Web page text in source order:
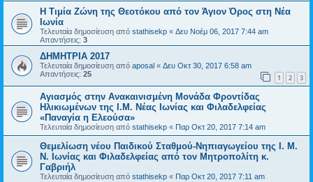
Η Τιμία Ζώνη της Θεοτόκου από τον Άγιον Όρος στη Νέα
Ιωνία
Τελευταία δημοσίευση από stathisekp « Δευ Νοέμ 06, 2017 7:44 am
Απαντήσεις: 3
ΔΗΜΗΤΡΙΑ 2017
Τελευταία δημοσίευση από aposal « Δευ Οκτ 30, 2017 6:58 am
Απαντήσεις: 25 1 2 3
Αγιασμός στην Ανακαινισμένη Μονάδα Φροντίδας
Ηλικιωμένων της Ι.Μ. Νέας Ιωνίας και Φιλαδελφείας
«Παναγία η Ελεούσα»
Τελευταία δημοσίευση από stathisekp « Παρ Οκτ 20, 2017 7:14 am
Θεμελίωση νέου Παιδικού Σταθμού-Νηπιαγωγείου της Ι. Μ.
Ν. Ιωνίας και Φιλαδελφείας από τον Μητροπολίτη κ.
Γαβριήλ
Τελευταία δημοσίευση από stathisekp « Παρ Οκτ 20, 2017 7:11 am